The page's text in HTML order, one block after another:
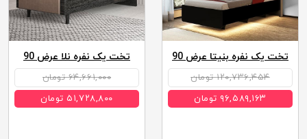
تخت یک نفره نلا عرض 90
۶۴,۶۶۱,۰۰۰ تومان
۵۱,۷۲۸,۸۰۰ تومان
تخت یک نفره بنیتا عرض 90
۱۲۰,۷۳۶,۴۵۴ تومان
۹۶,۵۸۹,۱۶۳ تومان